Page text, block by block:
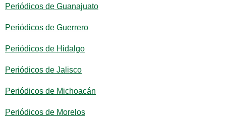
Periódicos de Guanajuato
Periódicos de Guerrero
Periódicos de Hidalgo
Periódicos de Jalisco
Periódicos de Michoacán
Periódicos de Morelos